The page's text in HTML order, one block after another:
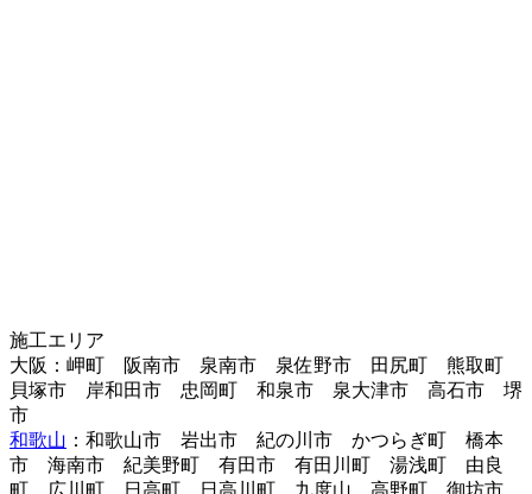
施工エリア
大阪：岬町 阪南市 泉南市 泉佐野市 田尻町 熊取町
貝塚市 岸和田市 忠岡町 和泉市 泉大津市 高石市 堺
市
和歌山 ：和歌山市 岩出市 紀の川市 かつらぎ町 橋本
市 海南市 紀美野町 有田市 有田川町 湯浅町 由良